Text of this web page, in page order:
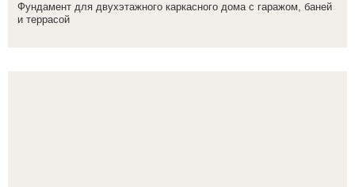
Фундамент для двухэтажного каркасного дома с гаражом, баней
и террасой